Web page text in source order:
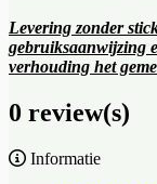
Levering zonder
gebruiksaanwijzing
verhouding het
0 review(s)
Informatie